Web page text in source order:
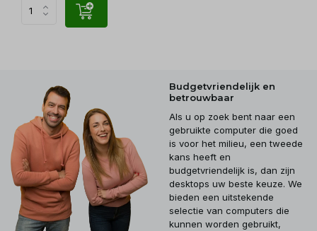
Budgetvriendelijk en
betrouwbaar
Als u op zoek bent naar een
gebruikte computer die goed
is voor het milieu, een tweede
kans heeft en
budgetvriendelijk is, dan zijn
desktops uw beste keuze. We
bieden een uitstekende
selectie van computers die
kunnen worden gebruikt,